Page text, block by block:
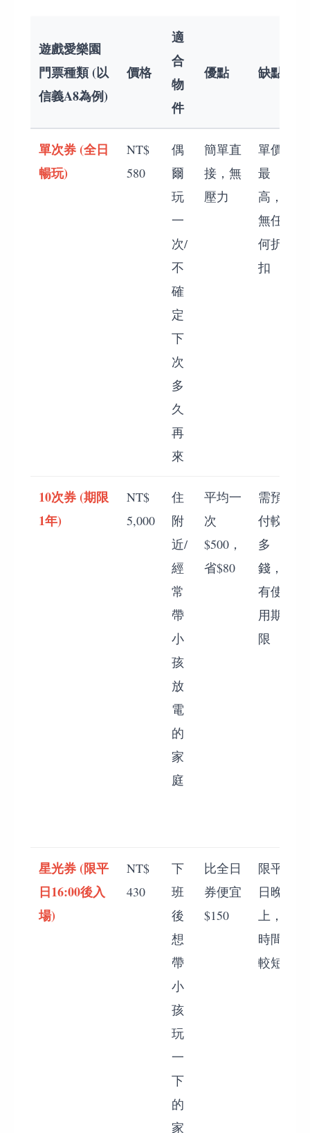
遊戲愛樂園
門票種類 (以
信義A8為例)
價格
適
合
物
件
優點 缺點
單次券 (全日
暢玩)
NT$
580
偶
爾
玩
一
次/
不
確
定
下
次
多
久
再
來
簡單直
接，無
壓力
單價
最
高，
無任
何折
扣
10次券 (期限
1年)
NT$
5,000
住
附
近/
經
常
帶
小
孩
放
電
的
家
庭
平均一
次
$500，
省$80
需預
付較
多
錢，
有使
用期
限
星光券 (限平
日16:00後入
場)
NT$
430
下
班
後
想
帶
小
孩
玩
一
下
的
家
比全日
券便宜
$150
限平
日晚
上，
時間
較短